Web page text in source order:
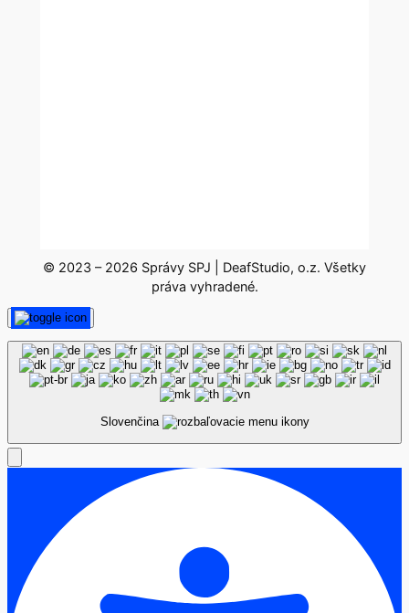
© 2023 – 2026 Správy SPJ | DeafStudio, o.z. Všetky
práva vyhradené.
Slovenčina